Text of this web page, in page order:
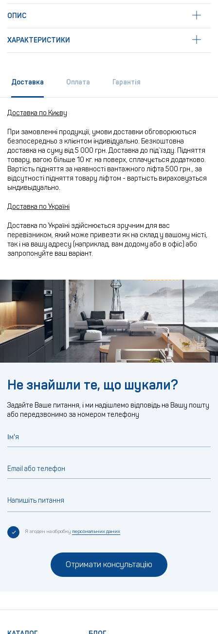
ОПИС
ХАРАКТЕРИСТИКИ
Доставка Оплата Гарантія
Доставка по Києву
При замовленні продукції, умови доставки обговорюються
безпосередньо з клієнтом індивідуально. Безкоштовна
доставка на суму від 5 000 грн. Доставка до під`їзду. Підняття
товару, вагою більше 10 кг. на поверх, сплачується додатково.
Вартість підняття за наявності вантажного ліфта 500 грн., за
відсутності підняття товару ліфтом - вартысть вираховуэться
ындивыдуально.
Доставка по Україні
Доставка по Україні здійснюється зручним для вас
перевізником, який може привезти як на склад у вашому місті,
так і на вашу адресу (наприклад, вам додому або в офіс) або
запропонуйте ваш варіант.
Не знайшли те, що шукали?
Задайте Ваше питання, і ми надішлемо відповідь на Вашу пошту
або передзвонимо за номером телефону
Ім'я
Email або телефон
Напишіть питання
Я згоден на обробку персональних даних
Отримати консультацію